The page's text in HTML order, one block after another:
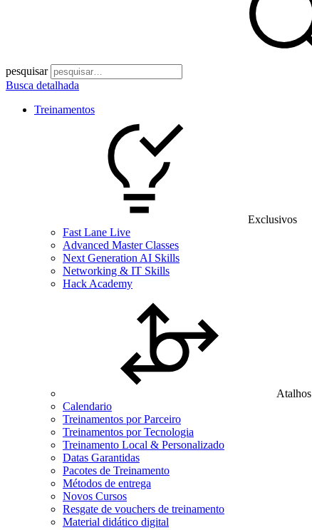
pesquisar
Busca detalhada
Treinamentos
Exclusivos
Fast Lane Live
Advanced Master Classes
Next Generation AI Skills
Networking & IT Skills
Hack Academy
Atalhos
Calendario
Treinamentos por Parceiro
Treinamentos por Tecnologia
Treinamento Local & Personalizado
Datas Garantidas
Pacotes de Treinamento
Métodos de entrega
Novos Cursos
Resgate de vouchers de treinamento
Material didático digital